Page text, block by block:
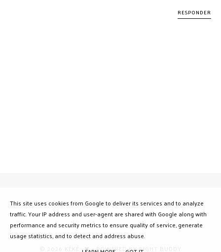
RESPONDER
POWERED BYRIGHT BUDDY
This site uses cookies from Google to deliver its services and to analyze
traffic. Your IP address and user-agent are shared with Google along with
performance and security metrics to ensure quality of service, generate
usage statistics, and to detect and address abuse.